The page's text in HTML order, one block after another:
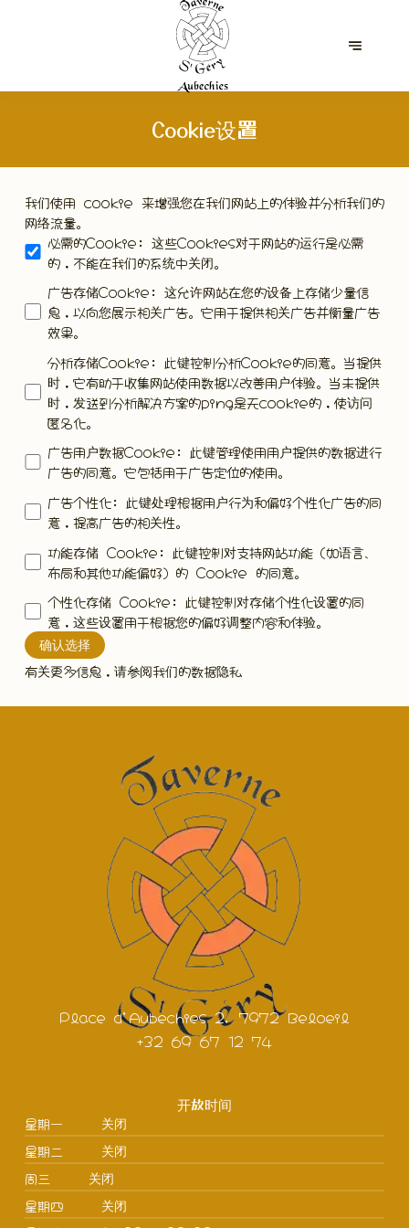
Cookie设置
我们使用 cookie 来增强您在我们网站上的体验并分析我们的
网络流量。
必需的Cookie : 这些Cookies对于网站的运行是必需
的，不能在我们的系统中关闭。
广告存储Cookie : 这允许网站在您的设备上存储少量信
息，以向您展示相关广告。它用于提供相关广告并衡量广告
效果。
分析存储Cookie : 此键控制分析Cookie的同意。当提供
时，它有助于收集网站使用数据以改善用户体验。当未提供
时，发送到分析解决方案的ping是无cookie的，使访问
匿名化。
广告用户数据Cookie : 此键管理使用用户提供的数据进行
广告的同意。它包括用于广告定位的使用。
广告个性化: 此键处理根据用户行为和偏好个性化广告的同
意，提高广告的相关性。
功能存储 Cookie : 此键控制对支持网站功能（如语言、
布局和其他功能偏好）的 Cookie 的同意。
个性化存储 Cookie : 此键控制对存储个性化设置的同
意，这些设置用于根据您的偏好调整内容和体验。
确认选择
有关更多信息，请参阅我们的数据隐私
Place d'Aubechies 2, 7972 Beloeil
+32 69 67 12 74
开放时间
星期一
关闭
星期二
关闭
周三
关闭
星期四
关闭